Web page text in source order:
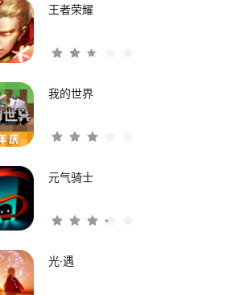
王者荣耀
我的世界
元气骑士
光·遇